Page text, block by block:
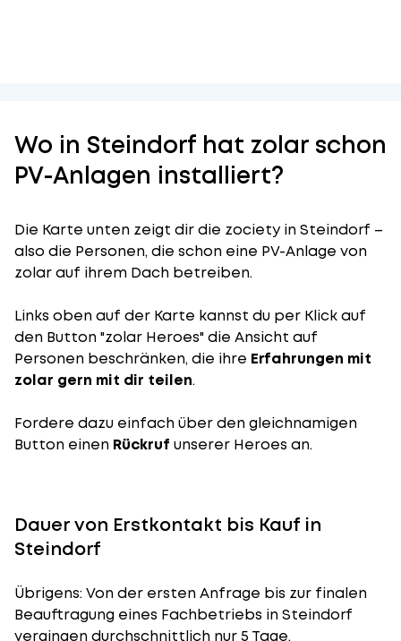
Wo in Steindorf hat zolar schon
PV-Anlagen installiert?
Die Karte unten zeigt dir die zociety in Steindorf –
also die Personen, die schon eine PV-Anlage von
zolar auf ihrem Dach betreiben.
Links oben auf der Karte kannst du per Klick auf
den Button "zolar Heroes" die Ansicht auf
Personen beschränken, die ihre Erfahrungen mit
zolar gern mit dir teilen.
Fordere dazu einfach über den gleichnamigen
Button einen Rückruf unserer Heroes an.
Dauer von Erstkontakt bis Kauf in
Steindorf
Übrigens: Von der ersten Anfrage bis zur finalen
Beauftragung eines Fachbetriebs in Steindorf
vergingen durchschnittlich nur 5 Tage.